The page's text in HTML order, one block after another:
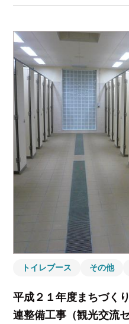
トイレブース その他
平成２１年度まちづく
連整備工事（観光交流